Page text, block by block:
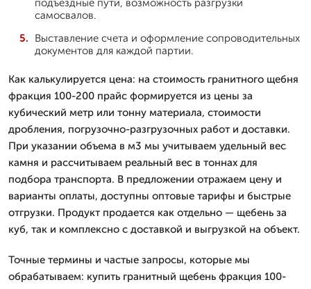
подъездные пути, возможность разгрузки
самосвалов.
Выставление счета и оформление сопроводительных
документов для каждой партии.
Как калькулируется цена: на стоимость гранитного щебня
фракция 100-200 прайс формируется из цены за
кубический метр или тонну материала, стоимости
дробления, погрузочно-разгрузочных работ и доставки.
При указании объема в м3 мы учитываем удельный вес
камня и рассчитываем реальный вес в тоннах для
подбора транспорта. В предложении отражаем цену и
варианты оплаты, доступны оптовые тарифы и быстрые
отгрузки. Продукт продается как отдельно — щебень за
куб, так и комплексно с доставкой и выгрузкой на объект.
Точные термины и частые запросы, которые мы
обрабатываем: купить гранитный щебень фракция 100-